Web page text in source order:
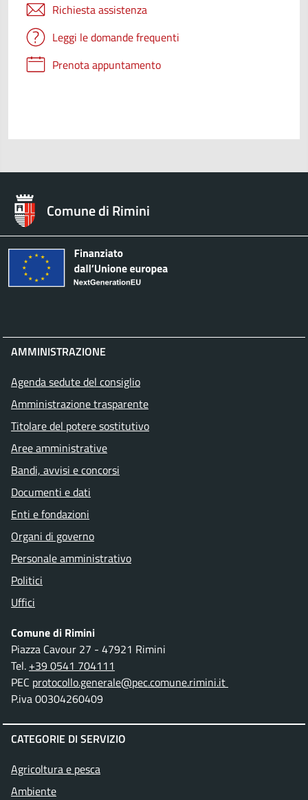
Richiesta assistenza
Leggi le domande frequenti
Prenota appuntamento
Comune di Rimini
AMMINISTRAZIONE
Agenda sedute del consiglio
Amministrazione trasparente
Titolare del potere sostitutivo
Aree amministrative
Bandi, avvisi e concorsi
Documenti e dati
Enti e fondazioni
Organi di governo
Personale amministrativo
Politici
Uffici
Comune di Rimini
Piazza Cavour 27 - 47921 Rimini
Tel. +39 0541 704111
PEC protocollo.generale@pec.comune.rimini.it
P.iva 00304260409
CATEGORIE DI SERVIZIO
Agricoltura e pesca
Ambiente